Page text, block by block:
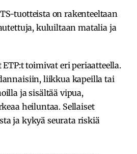
tuotteista on rakenteeltaan
kuluiltaan matalia ja
toimivat eri periaatteella.
liikkua kapeilla tai
ja sisältää vipua,
heiluntaa. Sellaiset
ja kykyä seurata riskiä